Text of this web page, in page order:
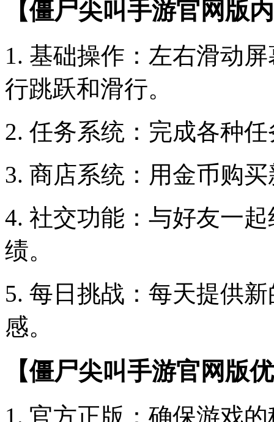
【僵尸尖叫手游官网版
1. 基础操作：左右滑动
行跳跃和滑行。
2. 任务系统：完成各种
3. 商店系统：用金币购
4. 社交功能：与好友一
绩。
5. 每日挑战：每天提供
感。
【僵尸尖叫手游官网版
1. 官方正版：确保游戏